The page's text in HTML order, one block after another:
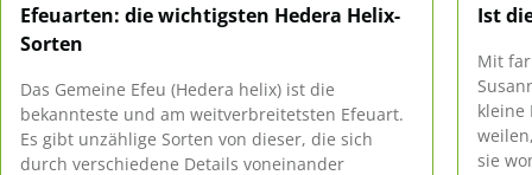
Efeuarten: die wichtigsten Hedera Helix-
Sorten
Das Gemeine Efeu (Hedera helix) ist die
bekannteste und am weitverbreitetsten Efeuart.
Es gibt unzählige Sorten von dieser, die sich
durch verschiedene Details voneinander
Ist
Mit
kleine
sie